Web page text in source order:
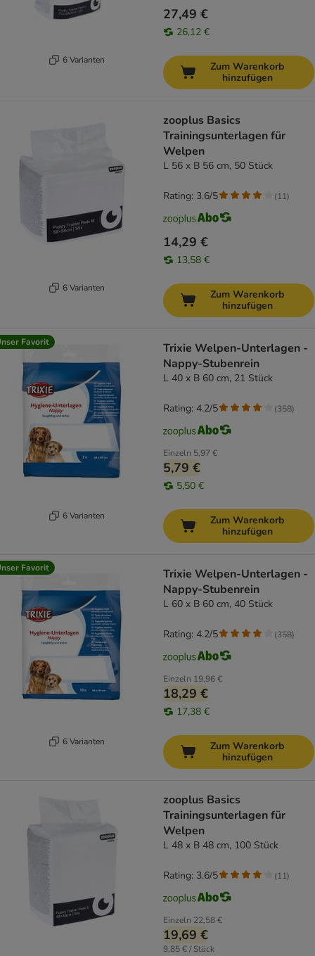
6 Varianten
27,49 €
26,12 €
Zum Warenkorb
hinzufügen
6 Varianten
zooplus Basics
Trainingsunterlagen für
Welpen
L 56 x B 56 cm, 50 Stück
14,29 €
13,58 €
Rating: 3.6/5 (11)
Zum Warenkorb
hinzufügen
Favorit
6 Varianten
Trixie Welpen-Unterlagen -
Nappy-Stubenrein
L 40 x B 60 cm, 21 Stück
Einzeln 5,97 €
5,79 €
5,50 €
Rating: 4.2/5 (358)
Zum Warenkorb
hinzufügen
Favorit
6 Varianten
Trixie Welpen-Unterlagen -
Nappy-Stubenrein
L 60 x B 60 cm, 40 Stück
Einzeln 19,96 €
18,29 €
17,38 €
Rating: 4.2/5 (358)
Zum Warenkorb
hinzufügen
zooplus Basics
Trainingsunterlagen für
Welpen
L 48 x B 48 cm, 100 Stück
Einzeln 22,58 €
19,69 €
9,85 € / Stück
Rating: 3.6/5 (11)